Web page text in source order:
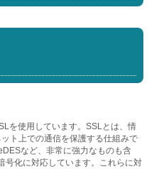
を使用しています。SSLとは、情
ト上での通信を保護する仕組みで
など、非常に強力なものも含
号化に対応しています。これらに対